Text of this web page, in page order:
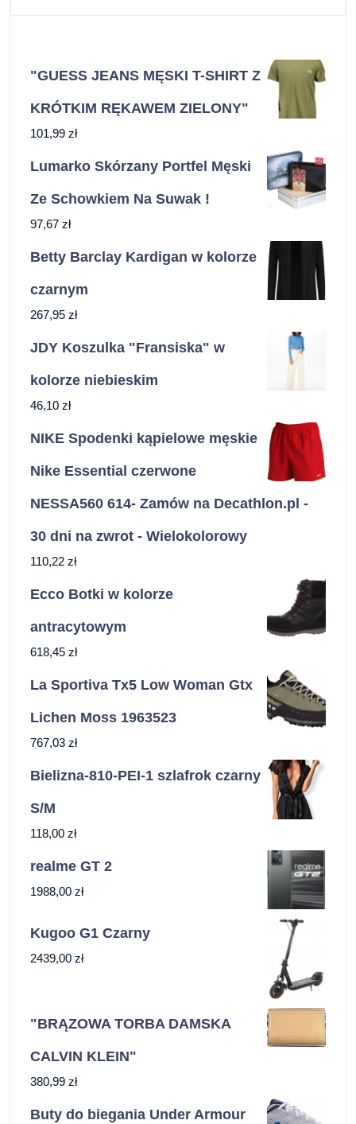
"GUESS JEANS MĘSKI T-SHIRT Z
KRÓTKIM RĘKAWEM ZIELONY"
101,99 zł
Lumarko Skórzany Portfel Męski
Ze Schowkiem Na Suwak !
97,67 zł
Betty Barclay Kardigan w kolorze
czarnym
267,95 zł
JDY Koszulka "Fransiska" w
kolorze niebieskim
46,10 zł
NIKE Spodenki kąpielowe męskie
Nike Essential czerwone
NESSA560 614- Zamów na Decathlon.pl -
30 dni na zwrot - Wielokolorowy
110,22 zł
Ecco Botki w kolorze
antracytowym
618,45 zł
La Sportiva Tx5 Low Woman Gtx
Lichen Moss 1963523
767,03 zł
Bielizna-810-PEI-1 szlafrok czarny
S/M
118,00 zł
realme GT 2
1988,00 zł
Kugoo G1 Czarny
2439,00 zł
"BRĄZOWA TORBA DAMSKA
CALVIN KLEIN"
380,99 zł
Buty do biegania Under Armour